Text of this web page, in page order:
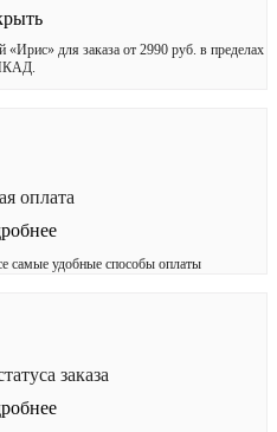
«Ирис» для заказа от 2990 руб. в пределах
оплата
самые удобные способы оплаты
заказа